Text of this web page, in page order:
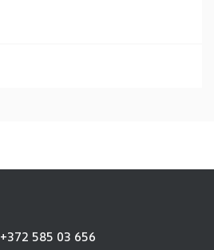
+372 585 03 656